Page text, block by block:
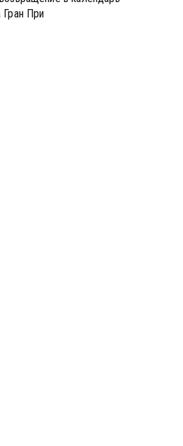
Гран При